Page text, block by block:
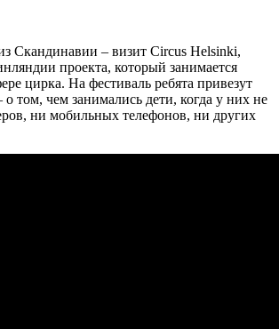
Скандинавии – визит Circus Helsinki,
проекта, который занимается
цирка. На фестиваль ребята привезут
том, чем занимались дети, когда у них не
ни мобильных телефонов, ни других